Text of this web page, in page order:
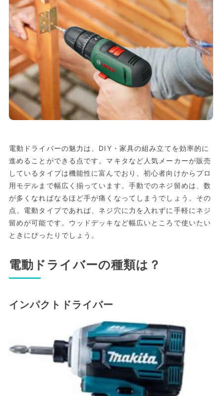
電動ドライバーの魅力は、DIY・家具の組み立てを効率的に
進めることができる点です。マキタなど人気メーカーが販売
しているタイプは機能性に富んでおり、初心者向けからプロ
用モデルまで幅広く揃っています。手動でのネジ留めは、数
が多くなればなるほど手が痛くなってしまうでしょう。その
点、電動タイプであれば、ネジ穴に力を入れずに手軽にネジ
留めが可能です。ウッドデッキなど幅広いところで使いたい
ときにぴったりでしょう。
電動ドライバーの種類は？
インパクトドライバー